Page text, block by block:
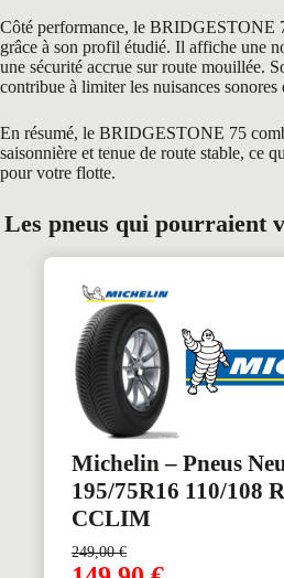
Côté performance, le BRIDGESTONE
grâce à son profil étudié. Il affiche une
une sécurité accrue sur route mouillée.
contribue à limiter les nuisances
En résumé, le BRIDGESTONE 75
saisonnière et tenue de route stable, ce
pour votre flotte.
Les pneus qui pourraient
Michelin – Pneus
195/75R16 110/108
CCLIM
249,00€